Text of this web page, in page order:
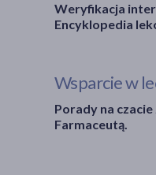
Weryfikacja
Encyklopedia
Wsparcie w
Porady na czacie
Farmaceutą.